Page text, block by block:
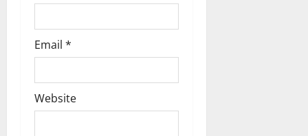
Email *
Website